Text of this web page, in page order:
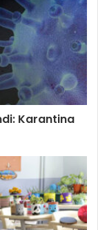
Karantina